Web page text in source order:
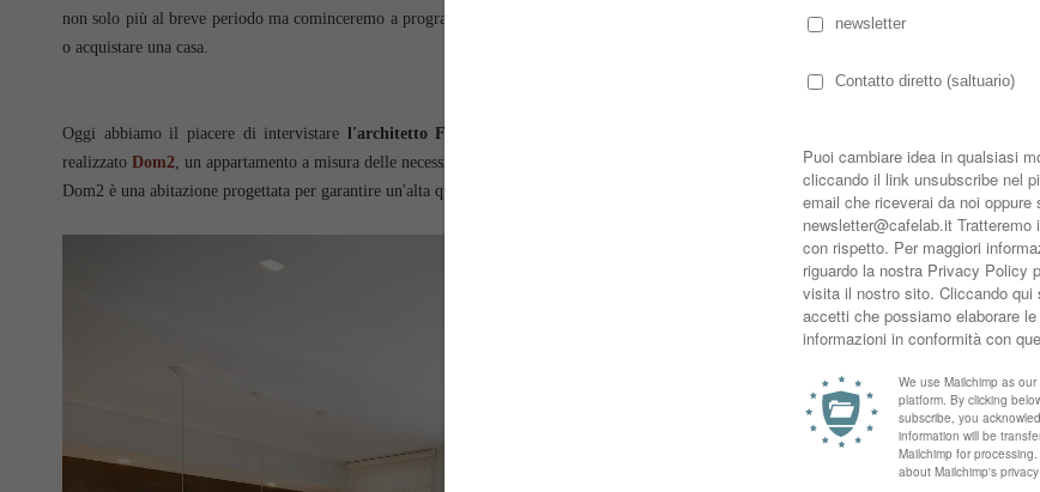
non solo più al breve periodo ma cominceremo a programmare anche sul medio e lungo periodo e poche cose lo sono come decidere di affittare
o acquistare una casa.
Oggi abbiamo il piacere di intervistare l'architetto Federico Reyneri di
realizzato Dom2, un appartamento a misura delle necessità di un disabile motorio, le cui foto vediamo in questo articolo.
Dom2 è una abitazione progettata per garantire un'alta qualità della vita anche in caso di lunghe permanenze.